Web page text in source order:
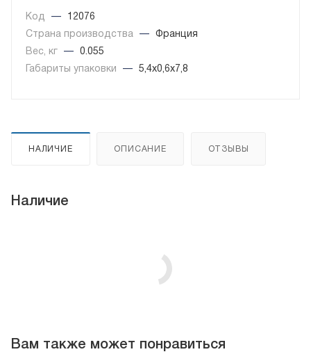
Код —
12076
Страна производства
—
Франция
Вес, кг
—
0.055
Габариты упаковки
— 5,4x0,6x7,8
НАЛИЧИЕ ОПИСАНИЕ ОТЗЫВЫ
Наличие
Вам также может понравиться